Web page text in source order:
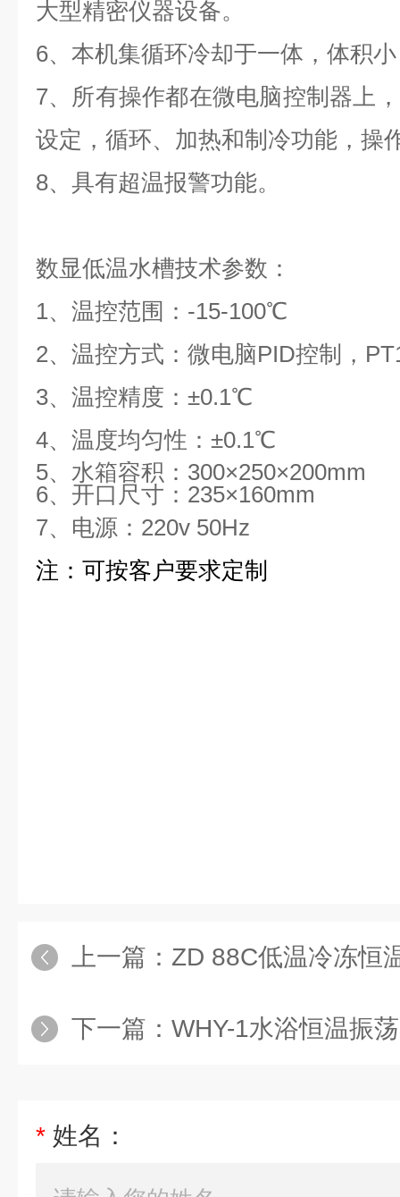
大型精密仪器设备。
6、本机集循环冷却于一体，体积
7、所有操作都在微电脑控制器上
设定，循环、加热和制冷功能，操
8、具有超温报警功能。
数显低温水槽技术参数：
1、 温控范围： -15-100℃
2、 温控方式：微电脑PID控制，
3、 温控精度： ±0.1℃
4、温度均匀性 ： ±0.1℃
5、水箱容积：300×250×200mm
6、开口尺寸：235×160mm
7、电源：220v 50Hz
注：可按客户要求定制
上一篇： ZD 88C低温冷冻恒
下一篇： WHY-1水浴恒温振
* 姓名：